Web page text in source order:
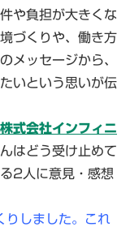
や負担が大きくな
づくりや、働き方
メッセージから、
いという思いが伝
株式会社インフィニ
はどう受け止めて
2人に意見・感想
りしました。これ